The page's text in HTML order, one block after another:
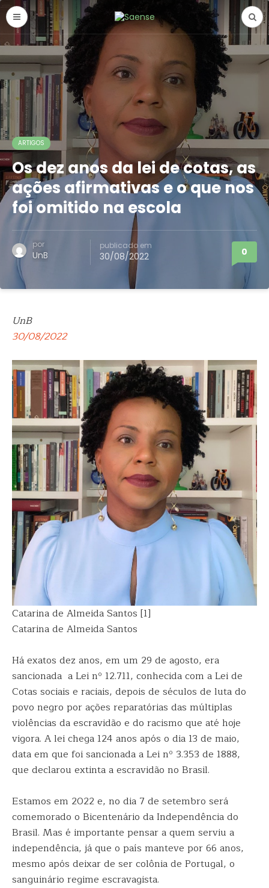
ARTIGOS
Os dez anos da lei de cotas, as
ações afirmativas e o que nos
foi omitido na escola
por
UnB
publicado em
30/08/2022 0
UnB
30/08/2022
Catarina de Almeida Santos [1]
Catarina de Almeida Santos
Há exatos dez anos, em um 29 de agosto, era
sancionada a Lei nº 12.711, conhecida com a Lei de
Cotas sociais e raciais, depois de séculos de luta do
povo negro por ações reparatórias das múltiplas
violências da escravidão e do racismo que até hoje
vigora. A lei chega 124 anos após o dia 13 de maio,
data em que foi sancionada a Lei nº 3.353 de 1888,
que declarou extinta a escravidão no Brasil.
Estamos em 2022 e, no dia 7 de setembro será
comemorado o Bicentenário da Independência do
Brasil. Mas é importante pensar a quem serviu a
independência, já que o país manteve por 66 anos,
mesmo após deixar de ser colônia de Portugal, o
sanguinário regime escravagista.